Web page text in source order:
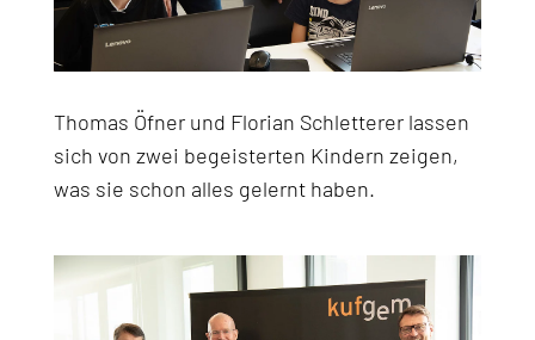
Thomas Öfner und Florian Schletterer lassen
sich von zwei begeisterten Kindern zeigen,
was sie schon alles gelernt haben.